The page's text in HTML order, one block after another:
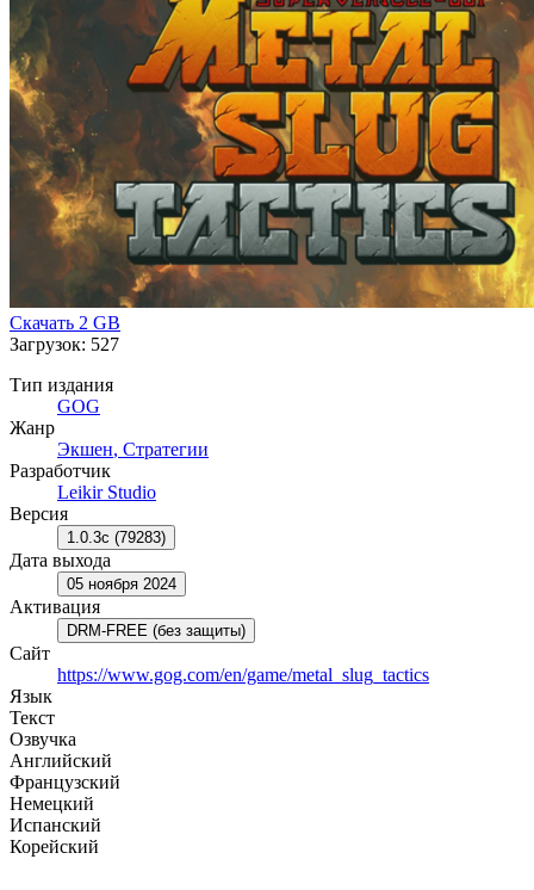
Скачать 2 GB
Загрузок: 527
Тип издания
GOG
Жанр
Экшен, Стратегии
Разработчик
Leikir Studio
Версия
1.0.3c (79283)
Дата выхода
05 ноября 2024
Активация
DRM-FREE (без защиты)
Сайт
https://www.gog.com/en/game/metal_slug_tactics
Язык
Текст
Озвучка
Английский
Французский
Немецкий
Испанский
Корейский